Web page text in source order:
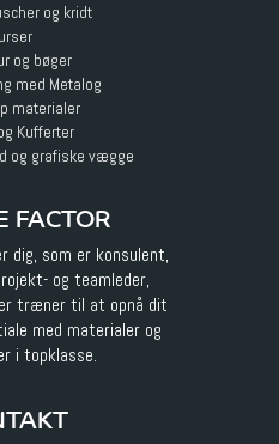
og kridt
og bøger
med Metalog
materialer
Kufferter
og grafiske vægge
FACTOR
dig, som er konsulent,
og teamleder,
træner til at opnå dit
med materialer og
i topklasse.